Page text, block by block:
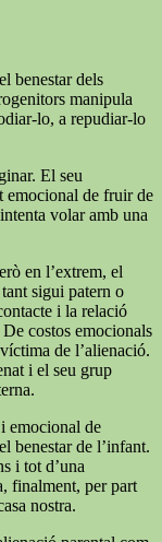
benestar dels
manipula
lo, a repudiar-lo
El seu
emocional de fruir de
volar amb una
en l’extrem, el
sigui patern o
i la relació
costos emocionals
de l’alienació.
i el seu grup
emocional de
benestar de l’infant.
i tot d’una
finalment, per part
nostra.